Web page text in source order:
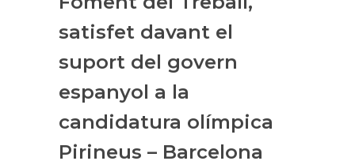
satisfet davant el
suport del govern
espanyol a la
candidatura olímpica
Pirineus – Barcelona